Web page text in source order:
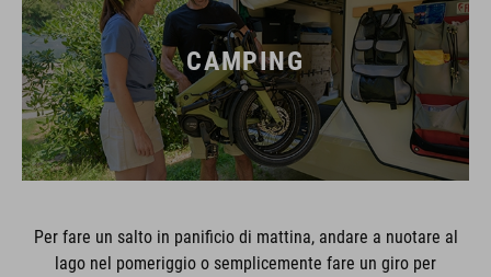
CAMPING
Per fare un salto in panificio di mattina, andare a nuotare al
lago nel pomeriggio o semplicemente fare un giro per